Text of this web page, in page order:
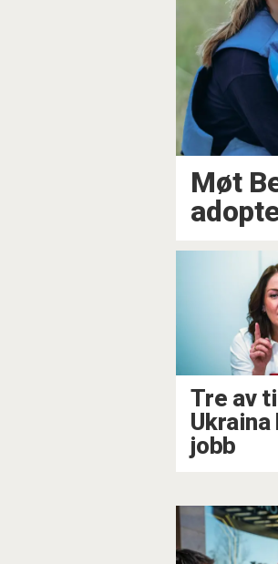
Møt
Tre av
jobb